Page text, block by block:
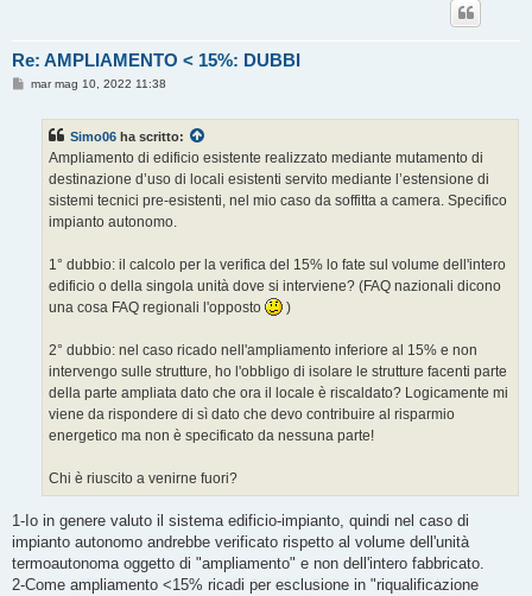
Re: AMPLIAMENTO < 15%: DUBBI
Mmar mag 10, 2022 11:38
Simo06 ha scritto:
Ampliamento di edificio esistente realizzato mediante mutamento di
destinazione d’uso di locali esistenti servito mediante l’estensione di
sistemi tecnici pre-esistenti, nel mio caso da soffitta a camera. Specifico
impianto autonomo.
1° dubbio: il calcolo per la verifica del 15% lo fate sul volume dell'intero
edificio o della singola unità dove si interviene? (FAQ nazionali dicono
una cosa FAQ regionali l'opposto
)
2° dubbio: nel caso ricado nell'ampliamento inferiore al 15% e non
intervengo sulle strutture, ho l'obbligo di isolare le strutture facenti parte
della parte ampliata dato che ora il locale è riscaldato? Logicamente mi
viene da rispondere di sì dato che devo contribuire al risparmio
energetico ma non è specificato da nessuna parte!
Chi è riuscito a venirne fuori?
1-Io in genere valuto il sistema edificio-impianto, quindi nel caso di
impianto autonomo andrebbe verificato rispetto al volume dell'unità
termoautonoma oggetto di "ampliamento" e non dell'intero fabbricato.
2-Come ampliamento <15% ricadi per esclusione in "riqualificazione